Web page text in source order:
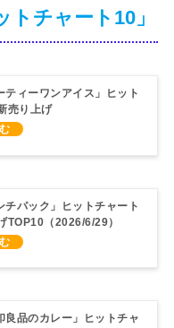
チャート10」
ティーワンアイス」ヒット
売り上げ
）
チパック」ヒットチャート
TOP10（2026/6/29）
良品のカレー」ヒットチャ